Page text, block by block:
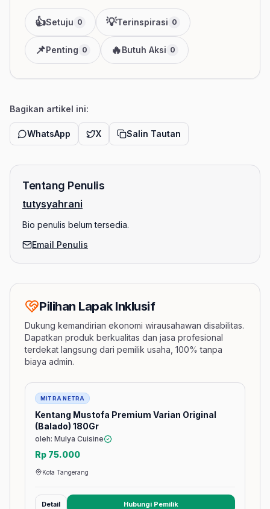
👍Setuju 0 💡Terinspirasi 0
📌Penting 0 🔥Butuh Aksi 0
Bagikan artikel ini:
WhatsApp X Salin Tautan
Tentang Penulis
tutysyahrani
Bio penulis belum tersedia.
Email Penulis
Pilihan Lapak Inklusif
Dukung kemandirian ekonomi wirausahawan disabilitas.
Dapatkan produk berkualitas dan jasa profesional
terdekat langsung dari pemilik usaha, 100% tanpa
biaya admin.
Barang
MITRA NETRA
Kentang Mustofa Premium Varian Original
(Balado) 180Gr
oleh: Mulya Cuisine
Rp 75.000
Kota Tangerang
Detail Hubungi Pemilik